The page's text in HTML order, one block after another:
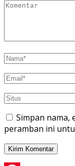
Simpan nama,
peramban ini